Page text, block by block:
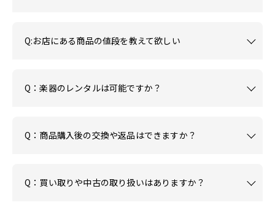
Q:お店にある商品の値段を教えて欲しい
Q：楽器のレンタルは可能ですか？
Q：商品購入後の交換や返品はできますか？
Q：買い取りや中古の取り扱いはありますか？